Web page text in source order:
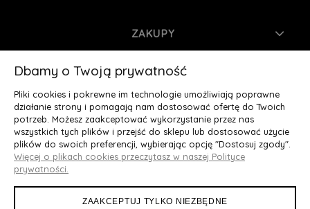
ZAKUPY
INFORMACJE
MOJE KONTO
O NAS
Deluxury.pl
Dbamy o Twoją prywatność
Pliki cookies i pokrewne im technologie umożliwiają poprawne
działanie strony i pomagają nam dostosować ofertę do Twoich
potrzeb. Możesz zaakceptować wykorzystanie przez nas
wszystkich tych plików i przejść do sklepu lub dostosować użycie
plików do swoich preferencji, wybierając opcję "Dostosuj zgody".
Więcej o plikach cookies przeczytasz w naszej Polityce
prywatności.
ZAAKCEPTUJ TYLKO NIEZBĘDNE